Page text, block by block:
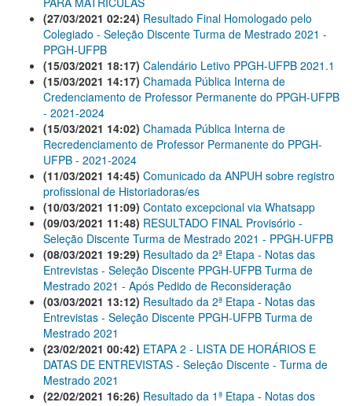
(27/03/2021 02:24) Resultado Final Homologado pelo
Colegiado - Seleção Discente Turma de Mestrado 2021 -
PPGH-UFPB
(15/03/2021 18:17) Calendário Letivo PPGH-UFPB 2021.1
(15/03/2021 14:17) Chamada Pública Interna de
Credenciamento de Professor Permanente do PPGH-UFPB
- 2021-2024
(15/03/2021 14:02) Chamada Pública Interna de
Recredenciamento de Professor Permanente do PPGH-
UFPB - 2021-2024
(11/03/2021 14:45) Comunicado da ANPUH sobre registro
profissional de Historiadoras/es
(10/03/2021 11:09) Contato excepcional via Whatsapp
(09/03/2021 11:48) RESULTADO FINAL Provisório -
Seleção Discente Turma de Mestrado 2021 - PPGH-UFPB
(08/03/2021 19:29) Resultado da 2ª Etapa - Notas das
Entrevistas - Seleção Discente PPGH-UFPB Turma de
Mestrado 2021 - Após Pedido de Reconsideração
(03/03/2021 13:12) Resultado da 2ª Etapa - Notas das
Entrevistas - Seleção Discente PPGH-UFPB Turma de
Mestrado 2021
(23/02/2021 00:42) ETAPA 2 - LISTA DE HORÁRIOS E
DATAS DE ENTREVISTAS - Seleção Discente - Turma de
Mestrado 2021
(22/02/2021 16:26) Resultado da 1ª Etapa - Notas dos